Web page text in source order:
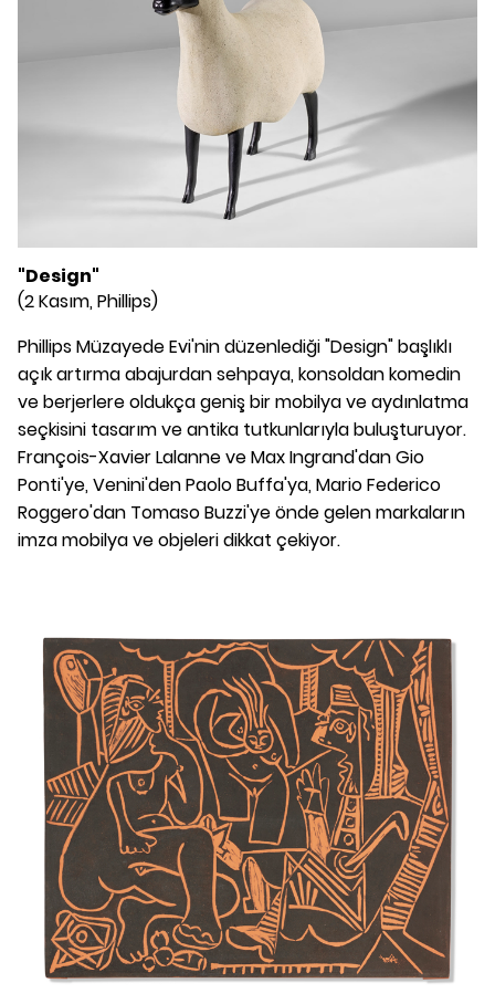
"Design"
(2 Kasım, Phillips)
Phillips Müzayede Evi'nin düzenlediği "Design" başlıklı
açık artırma abajurdan sehpaya, konsoldan komedin
ve berjerlere oldukça geniş bir mobilya ve aydınlatma
seçkisini tasarım ve antika tutkunlarıyla buluşturuyor.
François-Xavier Lalanne ve Max Ingrand'dan Gio
Ponti'ye, Venini'den Paolo Buffa'ya, Mario Federico
Roggero'dan Tomaso Buzzi'ye önde gelen markaların
imza mobilya ve objeleri dikkat çekiyor.